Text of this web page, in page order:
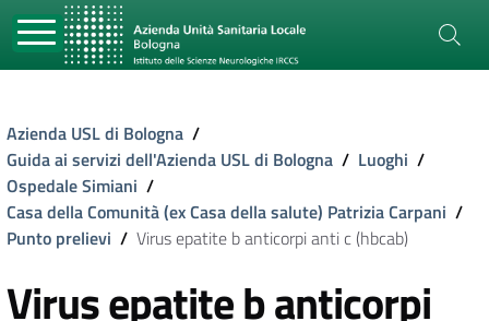
Azienda USL di Bologna /
Guida ai servizi dell'Azienda USL di Bologna / Luoghi /
Ospedale Simiani /
Casa della Comunità (ex Casa della salute) Patrizia Carpani /
Punto prelievi / Virus epatite b anticorpi anti c (hbcab)
Virus epatite b anticorpi